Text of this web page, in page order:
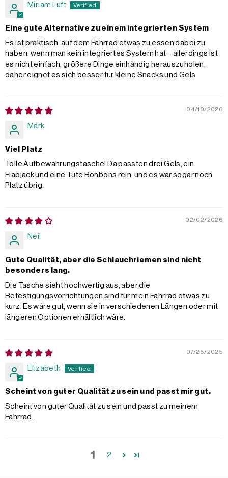
Miriam Luft
Eine gute Alternative zu einem integrierten System
Es ist praktisch, auf dem Fahrrad etwas zu essen dabei zu
haben, wenn man kein integriertes System hat – allerdings ist
es nicht einfach, größere Dinge einhändig herauszuholen,
daher eignet es sich besser für kleine Snacks und Gels
04/10/2026
Mark
Viel Platz
Tolle Aufbewahrungstasche! Da passten drei Gels, ein
Flapjack und eine Tüte Bonbons rein, und es war sogar noch
Platz übrig.
02/02/2026
Neil
Gute Qualität, aber die Schlauchriemen sind nicht
besonders lang.
Die Tasche sieht hochwertig aus, aber die
Befestigungsvorrichtungen sind für mein Fahrrad etwas zu
kurz. Es wäre gut, wenn sie in verschiedenen Längen oder mit
längeren Optionen erhältlich wäre.
07/25/2025
Elizabeth
Scheint von guter Qualität zu sein und passt mir gut.
Scheint von guter Qualität zu sein und passt zu meinem
Fahrrad.
1 2